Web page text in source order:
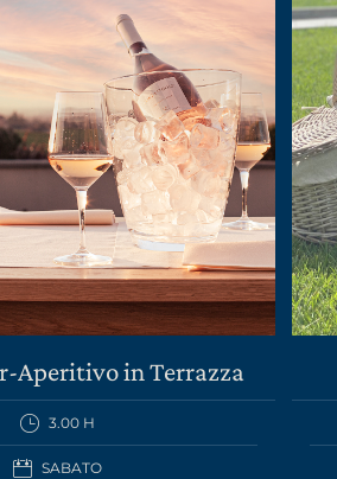
LA TENUTA
VINI
GIFT PACK
AZIENDALE
Aperitivo in Terrazza
3.00 H
SABATO